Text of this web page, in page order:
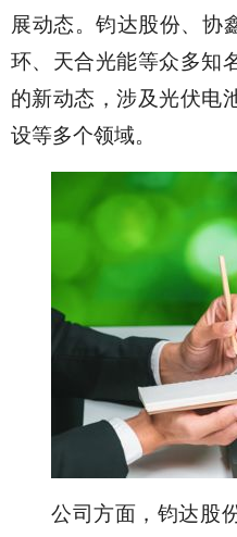
展动态。钧达股份、协
环、天合光能等众多知
的新动态，涉及光伏电
设等多个领域。
公司方面，钧达股